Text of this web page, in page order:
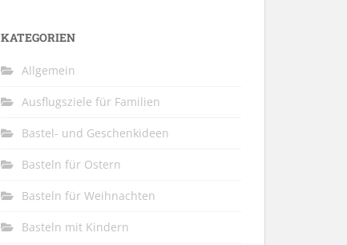
KATEGORIEN
Allgemein
Ausflugsziele für Familien
Bastel- und Geschenkideen
Basteln für Ostern
Basteln für Weihnachten
Basteln mit Kindern